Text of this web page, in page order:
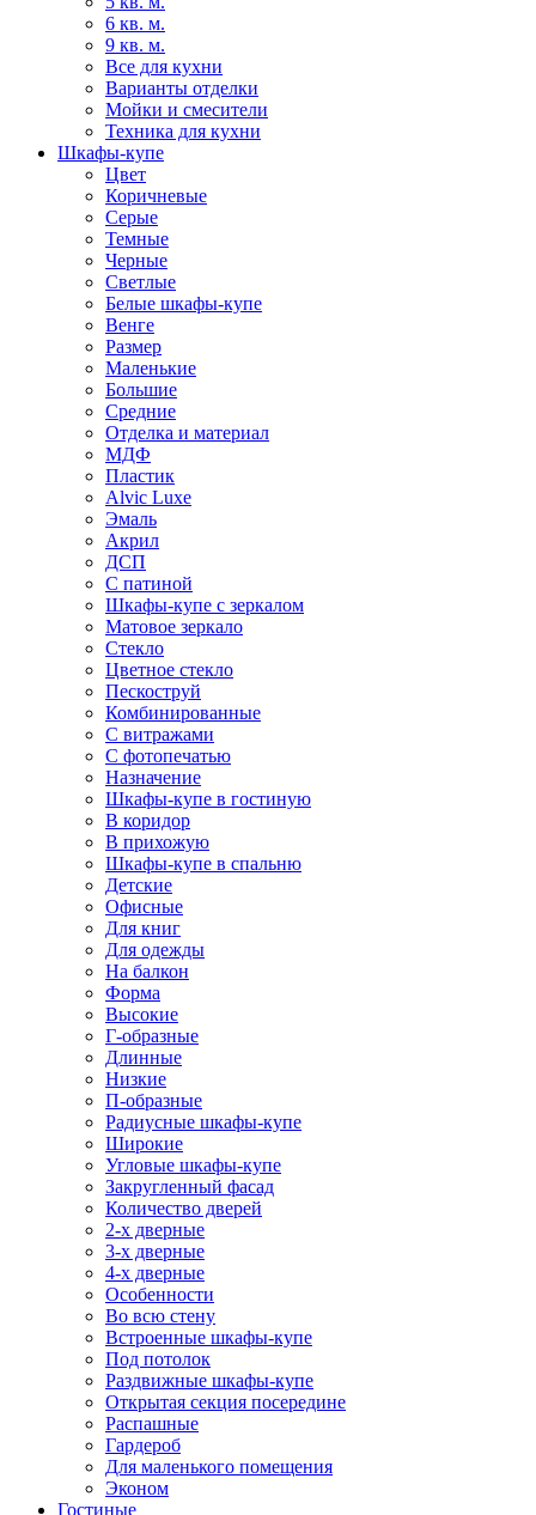
6 кв. м.
9 кв. м.
Все для кухни
Варианты отделки
Мойки и смесители
Техника для кухни
Шкафы-купе
Цвет
Коричневые
Серые
Темные
Черные
Светлые
Белые шкафы-купе
Венге
Размер
Маленькие
Большие
Средние
Отделка и материал
МДФ
Пластик
Alvic Luxe
Эмаль
Акрил
ДСП
С патиной
Шкафы-купе с зеркалом
Матовое зеркало
Стекло
Цветное стекло
Пескоструй
Комбинированные
С витражами
С фотопечатью
Назначение
Шкафы-купе в гостиную
В коридор
В прихожую
Шкафы-купе в спальню
Детские
Офисные
Для книг
Для одежды
На балкон
Форма
Высокие
Г-образные
Длинные
Низкие
П-образные
Радиусные шкафы-купе
Широкие
Угловые шкафы-купе
Закругленный фасад
Количество дверей
2-х дверные
3-х дверные
4-х дверные
Особенности
Во всю стену
Встроенные шкафы-купе
Под потолок
Раздвижные шкафы-купе
Открытая секция посередине
Распашные
Гардероб
Для маленького помещения
Эконом
Гостиные